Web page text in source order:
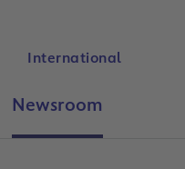
International
Newsroom